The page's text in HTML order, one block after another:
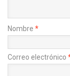
Nombre *
Correo electrónico